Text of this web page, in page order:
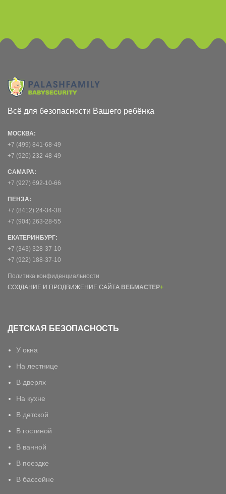
Всё для безопасности Вашего ребёнка
МОСКВА:
+7 (499) 841-68-49
+7 (926) 232-48-49
САМАРА:
+7 (927) 692-10-66
ПЕНЗА:
+7 (8412) 24-34-38
+7 (904) 263-28-55
ЕКАТЕРИНБУРГ:
+7 (343) 328-37-10
+7 (922) 188-37-10
Политика конфиденциальности
СОЗДАНИЕ И ПРОДВИЖЕНИЕ САЙТА ВЕБМАСТЕР+
ДЕТСКАЯ БЕЗОПАСНОСТЬ
У окна
На лестнице
В дверях
На кухне
В детской
В гостиной
В ванной
В поездке
В бассейне